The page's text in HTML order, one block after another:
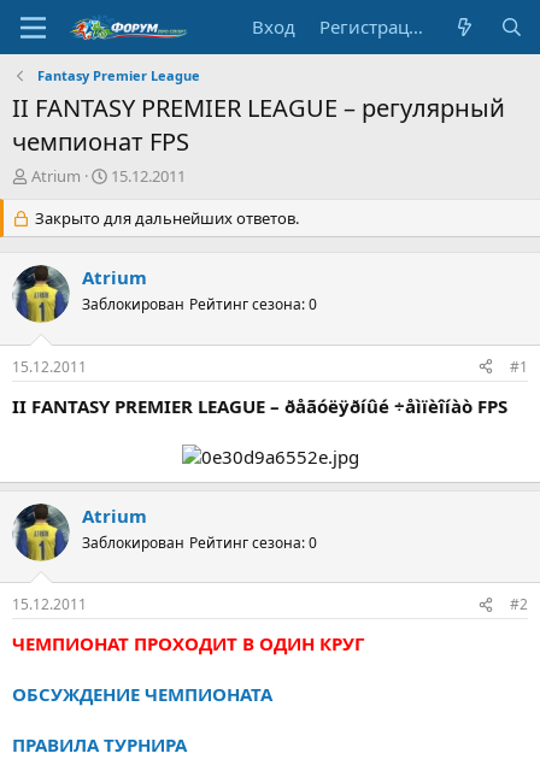
Вход Регистрация
Fantasy Premier League
II FANTASY PREMIER LEAGUE – регулярный
чемпионат FPS
А
т
о
р
т
е
м
ы
Atrium
Д
т
а
а
ч
л
15.12.2011
Закрыто для дальнейших ответов.
Atrium
Заблокирован Рейтинг сезона: 0
15.12.2011 #1
II FANTASY PREMIER LEAGUE – ðåãóëÿðíûé ÷åìïèîíàò FPS
Atrium
Заблокирован Рейтинг сезона: 0
15.12.2011 #2
ЧЕМПИОНАТ ПРОХОДИТ В ОДИН КРУГ
ОБСУЖДЕНИЕ ЧЕМПИОНАТА
ПРАВИЛА ТУРНИРА